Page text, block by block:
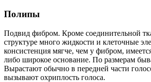
Полипы
Подвид фибром. Кроме соединительной
структуре много жидкости и клеточные
консистенция мягче, чем у фибром,
либо широкое основание. По размерам
Вырастают обычно в передней части
вызывают охриплость голоса.